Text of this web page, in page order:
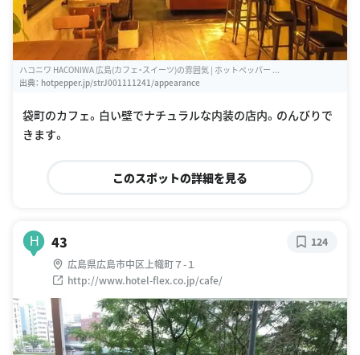
ハコニワ HACONIWA 広島(カフェ・スイーツ)の雰囲気 | ホットペッパー ...
出典： hotpepper.jp/strJ001111241/appearance
袋町のカフェ。白い壁でナチュラルな内装の店内。のんびりで
きます。
このスポットの詳細を見る
H 43
広島県広島市中区上幟町７-１
http://www.hotel-flex.co.jp/cafe/
124